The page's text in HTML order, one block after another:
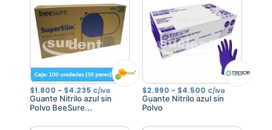
$1.800 - $4.235 Rango
de
precios:
desde
hasta
C/Iva
Guante Nitrilo azul sin
Polvo BeeSure...
$2.990 - $4.500 Rango
de
precios:
hasta
C/Iva
Guante Nitrilo azul sin
Polvo